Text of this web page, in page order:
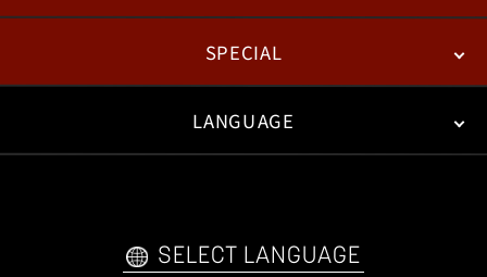
ESPORTS
SPECIAL
WEB COMICS
LANGUAGE
SELECT LANGUAGE